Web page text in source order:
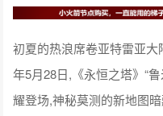
初夏的热浪席卷亚特雷亚
年5月28日,《永恒之塔》“
耀登场,神秘莫测的新地图